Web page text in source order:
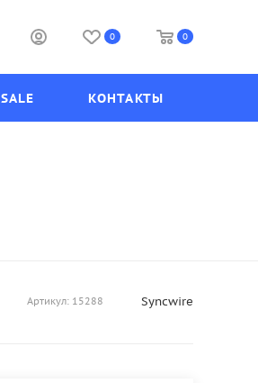
0 0
SALE КОНТАКТЫ
Артикул: 15288 Syncwire